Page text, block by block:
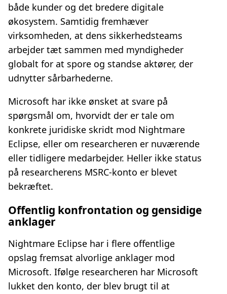
både kunder og det bredere digitale
økosystem. Samtidig fremhæver
virksomheden, at dens sikkerhedsteams
arbejder tæt sammen med myndigheder
globalt for at spore og standse aktører, der
udnytter sårbarhederne.
Microsoft har ikke ønsket at svare på
spørgsmål om, hvorvidt der er tale om
konkrete juridiske skridt mod Nightmare
Eclipse, eller om researcheren er nuværende
eller tidligere medarbejder. Heller ikke status
på researcherens MSRC‑konto er blevet
bekræftet.
Offentlig konfrontation og gensidige
anklager
Nightmare Eclipse har i flere offentlige
opslag fremsat alvorlige anklager mod
Microsoft. Ifølge researcheren har Microsoft
lukket den konto, der blev brugt til at